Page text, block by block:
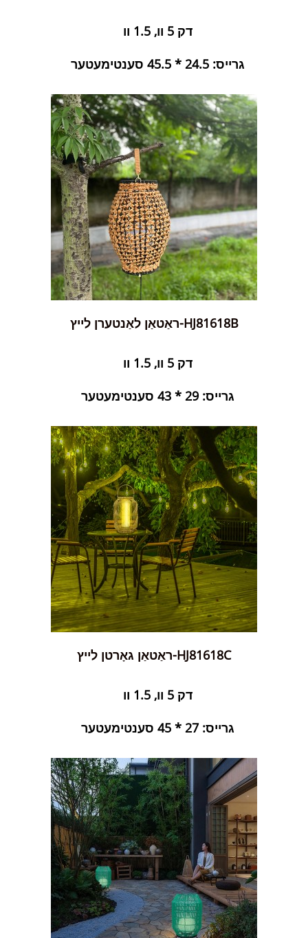
דק 5 וו, 1.5 וו
גרייס: 24.5 * 45.5 סענטימעטער
ראַטאַן לאַנטערן לייץ-HJ81618B
דק 5 וו, 1.5 וו
גרייס: 29 * 43 סענטימעטער
ראַטאַן גאָרטן לייץ-HJ81618C
דק 5 וו, 1.5 וו
גרייס: 27 * 45 סענטימעטער